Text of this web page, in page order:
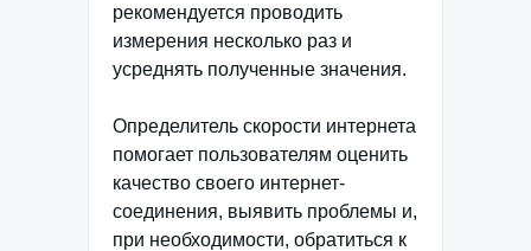
рекомендуется проводить
измерения несколько раз и
усреднять полученные значения.
Определитель скорости интернета
помогает пользователям оценить
качество своего интернет-
соединения, выявить проблемы и,
при необходимости, обратиться к